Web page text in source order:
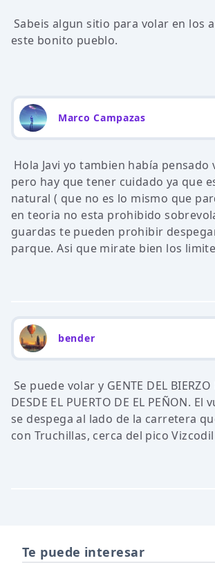
Sabeis algun sitio para volar en los
este bonito pueblo.
Marco Campazas
Hola Javi yo tambien había pensado
pero hay que tener cuidado ya que
natural ( que no es lo mismo que
en teoria no esta prohibido
guardas te pueden prohibir
parque. Asi que mirate bien los
bender
Se puede volar y GENTE DEL BIERZO
DESDE EL PUERTO DE EL PEÑON. El
se despega al lado de la carretera
con Truchillas, cerca del pico
Te puede interesar